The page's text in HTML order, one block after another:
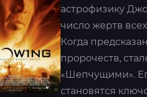
астрофизику
число жертв
Когда
пророчеств,
«Шепчущими».
становятся